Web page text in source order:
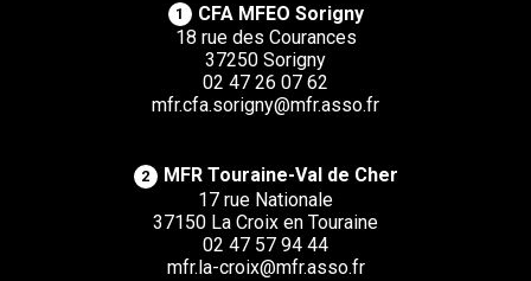
1
CFA MFEO Sorigny
18 rue des Courances
37250 Sorigny
02 47 26 07 62
mfr.cfa.sorigny@mfr.asso.fr
2
MFR Touraine-Val de Cher
17 rue Nationale
37150 La Croix en Touraine
02 47 57 94 44
mfr.la-croix@mfr.asso.fr